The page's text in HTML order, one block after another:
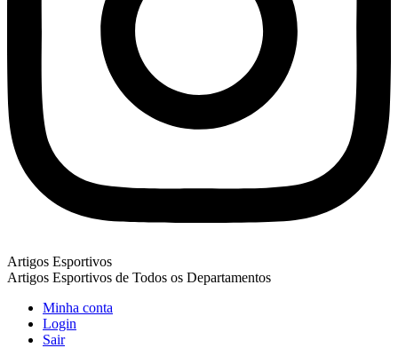
Artigos Esportivos
Artigos Esportivos de Todos os Departamentos
Minha conta
Login
Sair